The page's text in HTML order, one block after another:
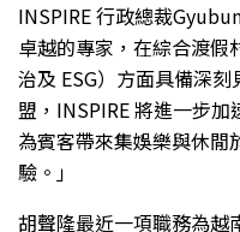
INSPIRE 行政總裁
卓越的專家，在綜合渡假
治及 ESG）方面具備深
盟，INSPIRE 將進一步加
為賓客帶來集娛樂與休
驗。」
胡聲隆最近一項職務為越